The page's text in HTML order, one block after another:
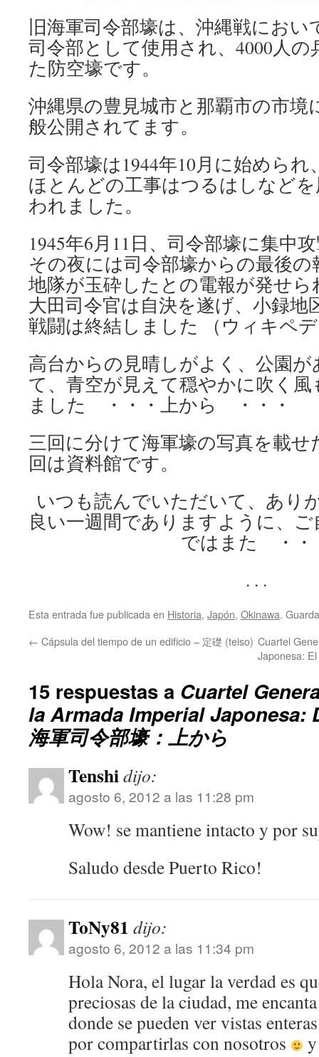
旧海軍司令部壕は、沖縄戦におい
司令部として使用され、4000人
た防空壕です。
沖縄県の豊見城市と那覇市の市境
般公開されてます。
司令部壕は1944年10月に始められ
ほとんどの工事はつるはしなど
われました。
1945年6月11日、司令部壕に集中
その夜には司令部壕からの最後
地隊が玉砕したとの電報が発せら
大田司令官は自決を遂げ、小録地
戦闘は終結しました （ウィキペ
高台からの見晴しがよく、公園
て、青空が見えて穏やかに吹く
ました ・・・上から ・・・
三回に分けて海軍壕の写真を載
回は資料館です。
いつも読んでいただいて、あり
良い一週間でありますように、
ではまた ・・
. . .
Esta entrada fue publicada en Historia, Japón, Okinawa.
← Cápsula del tiempo de un edificio – 定礎 (teiso) Cuartel
Japonesa:
15 respuestas a Cuartel
la Armada Imperial Japonesa:
海軍司令部壕：上から
Tenshidijo:
agosto 6, 2012 a las 11:28 pm
Wow! se mantiene intacto y por
Saludo desde Puerto Rico!
ToNy81 dijo:
agosto 6, 2012 a las 11:34 pm
Hola Nora, el lugar la verdad es
preciosas de la ciudad, me
donde se pueden ver vistas
por compartirlas con nosotros